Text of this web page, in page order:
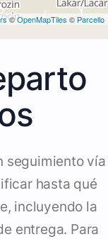
©OpenMapTiles © Parcello
seguimiento vía
hasta qué
incluyendo la
entrega. Para